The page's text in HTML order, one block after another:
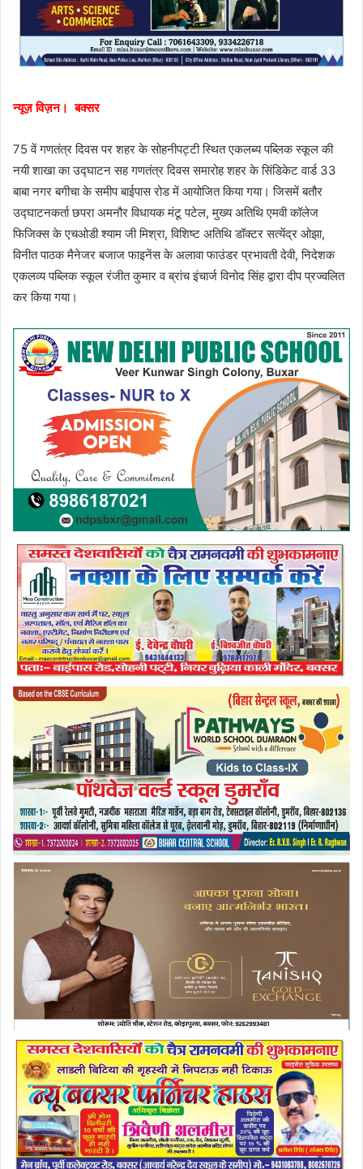
न्यूज़ विज़न। बक्सर
75 वें गणतंत्र दिवस पर शहर के सोहनीपट्टी स्थित एकलब्य पब्लिक स्कूल की
नयी शाखा का उद्घाटन सह गणतंत्र दिवस समारोह शहर के सिंडिकेट वार्ड 33
बाबा नगर बगीचा के समीप बाईपास रोड में आयोजित किया गया। जिसमें बतौर
उद्घाटनकर्ता छपरा अमनौर विधायक मंटू पटेल, मुख्य अतिथि एमवी कॉलेज
फिजिक्स के एचओडी श्याम जी मिश्रा, विशिष्ट अतिथि डॉक्टर सत्येंद्र ओझा,
विनीत पाठक मैनेजर बजाज फाइनेंस के अलावा फाउंडर प्रभावती देवी, निदेशक
एकलव्य पब्लिक स्कूल रंजीत कुमार व ब्रांच इंचार्ज विनोद सिंह द्वारा दीप प्रज्वलित
कर किया गया।